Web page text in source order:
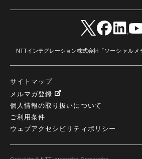
NTTインテグレーション株式会社「ソーシャルメ
サイトマップ
メルマガ登録
個人情報の取り扱いについて
ご利用条件
ウェブアクセシビリティポリシー